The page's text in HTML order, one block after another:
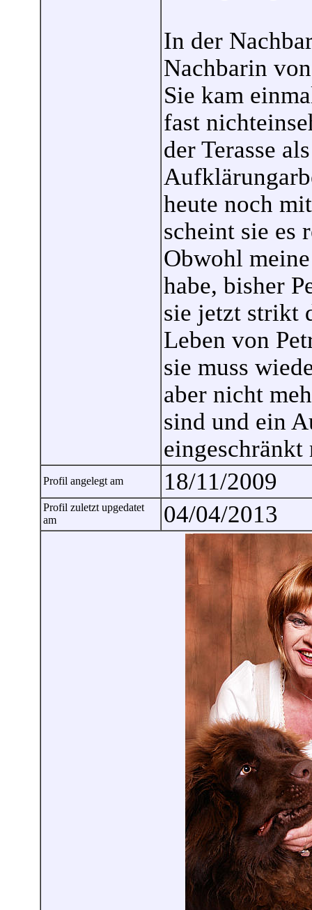
In der
Nachbarin
Sie kam
fast
der Terasse
heute noch
scheint sie es
Obwohl
habe, bisher
sie jetzt strikt
Leben von
sie muss
aber nicht
sind und ein
Profil angelegt am 18/11/2009
Profil zuletzt upgedatet
am
04/04/2013